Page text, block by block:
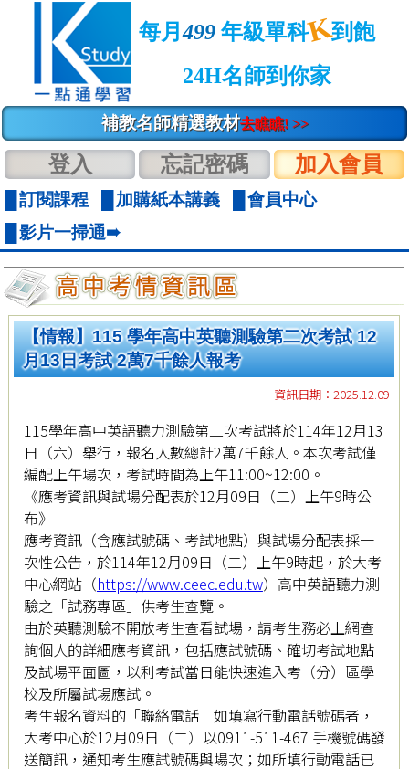
每月499年級單科K到飽
24H名師到你家
補教名師精選教材去瞧瞧! >>
登入 忘記密碼 加入會員
訂閱課程 加購紙本講義
會員中心
影片一掃通➠
【情報】115 學年高中英聽測驗第二次考試 12
月13日考試 2萬7千餘人報考
資訊日期：2025.12.09
115學年高中英語聽力測驗第二次考試將於114年12月13
日（六）舉行，報名人數總計2萬7千餘人。本次考試僅
編配上午場次，考試時間為上午11:00~12:00。
《應考資訊與試場分配表於12月09日（二）上午9時公
布》
應考資訊（含應試號碼、考試地點）與試場分配表採一
次性公告，於114年12月09日（二）上午9時起，於大考
中心網站（https://www.ceec.edu.tw）高中英語聽力測
驗之「試務專區」供考生查覽。
由於英聽測驗不開放考生查看試場，請考生務必上網查
詢個人的詳細應考資訊，包括應試號碼、確切考試地點
及試場平面圖，以利考試當日能快速進入考（分）區學
校及所屬試場應試。
考生報名資料的「聯絡電話」如填寫行動電話號碼者，
大考中心於12月09日（二）以0911-511-467 手機號碼發
送簡訊，通知考生應試號碼與場次；如所填行動電話已